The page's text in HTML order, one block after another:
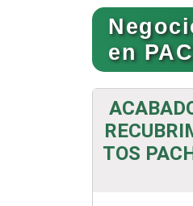
en
TOS